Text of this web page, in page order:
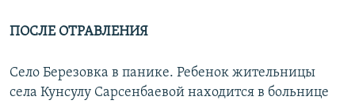
ПОСЛЕ ОТРАВЛЕНИЯ
Село Березовка в панике. Ребенок жительницы
села Кунсулу Сарсенбаевой находится в больнице